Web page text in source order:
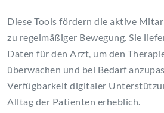
Diese Tools fördern die aktive
zu regelmäßiger Bewegung. Sie
Daten für den Arzt, um den
überwachen und bei Bedarf
Verfügbarkeit digitaler
Alltag der Patienten erheblich.